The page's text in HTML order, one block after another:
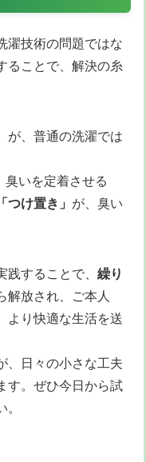
濯技術の問題ではな
ることで、解決の糸
が、普通の洗濯では
臭いを定着させる
「つけ置き」 が、臭い
することで、 繰り
解放され、ご本人
より快適な生活を送
、日々の小さな工夫
す。ぜひ今日から試